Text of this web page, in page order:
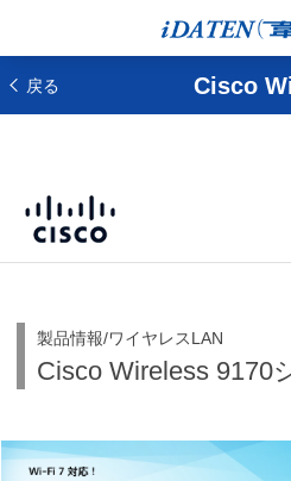
戻る Cisco
製品情報/ワイヤレスLAN
Cisco Wireless 9170